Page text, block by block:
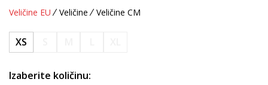
Veličine EU Veličine Veličine CM
XS
Izaberite količinu: